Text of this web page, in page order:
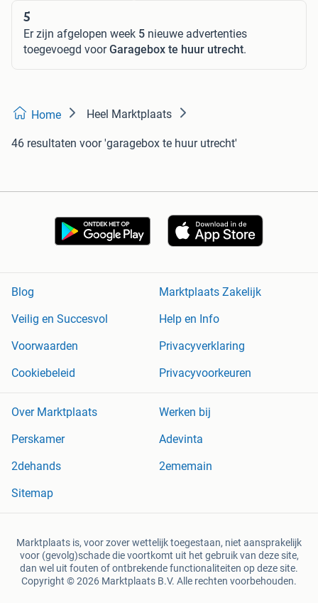
5
Er zijn afgelopen week 5 nieuwe advertenties
toegevoegd voorGaragebox te huur utrecht.
Home Heel Marktplaats
46 resultaten voor 'garagebox te huur utrecht'
Blog
Marktplaats Zakelijk
Veilig en Succesvol
Help en Info
Voorwaarden
Privacyverklaring
Cookiebeleid
Privacyvoorkeuren
Over Marktplaats
Werken bij
Perskamer
Adevinta
2dehands
2ememain
Sitemap
Marktplaats is, voor zover wettelijk toegestaan, niet aansprakelijk
voor (gevolg)schade die voortkomt uit het gebruik van deze site,
dan wel uit fouten of ontbrekende functionaliteiten op deze site.
Copyright © 2026 Marktplaats B.V. Alle rechten voorbehouden.